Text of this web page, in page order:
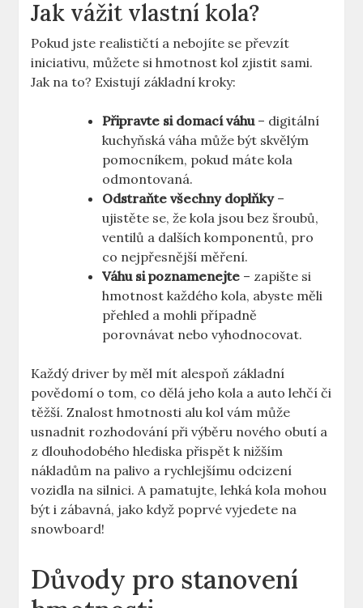
Jak vážit vlastní kola?
Pokud jste realističtí a nebojíte se převzít
iniciativu, můžete si hmotnost kol zjistit sami.
Jak na to? Existují základní kroky:
Připravte si domací váhu– digitální
kuchyňská váha může být skvělým
pomocníkem, pokud máte kola
odmontovaná.
Odstraňte všechny doplňky–
ujistěte se, že kola jsou bez šroubů,
ventilů a dalších komponentů, pro
co nejpřesnější měření.
Váhu si poznamenejte – zapište si
hmotnost každého kola, abyste měli
přehled a mohli případně
porovnávat nebo vyhodnocovat.
Každý driver by měl mít alespoň základní
povědomí o tom, co dělá jeho kola a auto lehčí či
těžší. Znalost hmotnosti alu kol vám může
usnadnit rozhodování při výběru nového obutí a
z dlouhodobého hlediska přispět k nižším
nákladům na palivo a rychlejšímu odcizení
vozidla na silnici. A pamatujte, lehká kola mohou
být i zábavná, jako když poprvé vyjedete na
snowboard!
Důvody pro stanovení